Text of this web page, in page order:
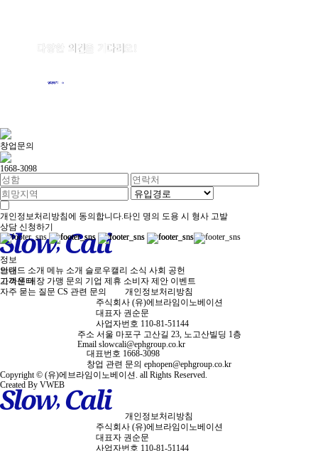
다양한 의견을 기다려요!
연락하기
창업문의
1668-3098
개인정보처리방침에 동의합니다.타인 명의 도용 시 형사 고발
상담 신청하기
정보
브랜드 소개 메뉴 소개 슬로우캘리 소식 사회 공헌
안내
가까운 매장 가맹 문의 기업 제휴 소비자 제안 이벤트
고객센터
자주 묻는 질문 CS 관련 문의
개인정보처리방침
주식회사 (유)에브라임이노베이션
대표자 권순문
사업자번호 110-81-51144
주소 서울 마포구 고산길 23, 노고산빌딩 1층
Email slowcali@ephgroup.co.kr
대표번호 1668-3098
창업 관련 문의 ephopen@ephgroup.co.kr
Copyright © (유)에브라임이노베이션. all Rights Reserved.
Created By VWEB
개인정보처리방침
주식회사 (유)에브라임이노베이션
대표자 권순문
사업자번호 110-81-51144